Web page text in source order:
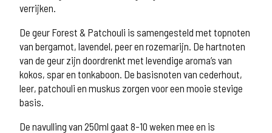
verrijken.
De geur Forest & Patchouli is samengesteld met topnoten
van bergamot, lavendel, peer en rozemarijn. De hartnoten
van de geur zijn doordrenkt met levendige aroma’s van
kokos, spar en tonkaboon. De basisnoten van cederhout,
leer, patchouli en muskus zorgen voor een mooie stevige
basis.
De navulling van 250ml gaat 8-10 weken mee en is